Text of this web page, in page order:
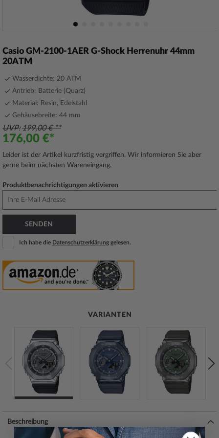
der
Bildergalerie
springen
Casio GM-2100-1AER G-Shock Herrenuhr 44mm
20ATM
Wasserdichte: 20 ATM
Antrieb: Batterie (Quarz)
Material: Resin, Edelstahl
Gehäusebreite: 44 mm
UVP 199,00 €
176,00 €
Leider ist der Artikel kurzfristig vergriffen. Wir informieren Sie aber
gerne beim nächsten Wareneingang.
Produktbenachrichtigungen aktivieren
SENDEN
Ich habe die Datenschutzerklärung gelesen.
VARIANTEN
Beschreibung